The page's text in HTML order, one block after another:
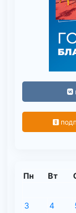
Пн Вт
3
4